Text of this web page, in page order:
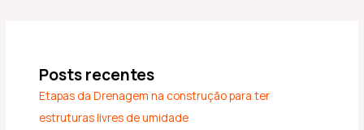
Posts recentes
Etapas da Drenagem na construção para ter
estruturas livres de umidade